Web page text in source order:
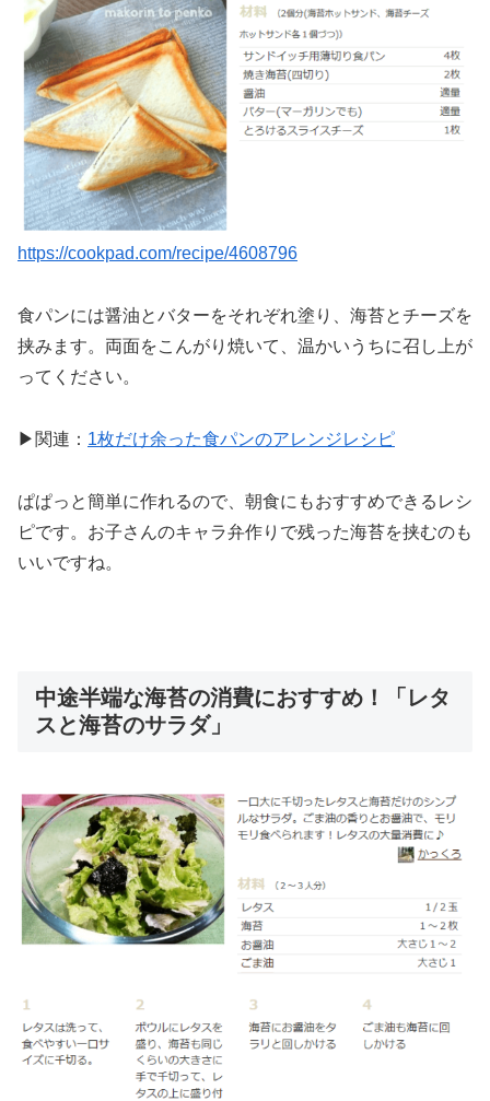
https://cookpad.com/recipe/4608796
食パンには醤油とバターをそれぞれ塗り、海苔とチーズを
挟みます。両面をこんがり焼いて、温かいうちに召し上が
ってください。
▶関連： 1枚だけ余った食パンのアレンジレシピ
ぱぱっと簡単に作れるので、朝食にもおすすめできるレシ
ピです。お子さんのキャラ弁作りで残った海苔を挟むのも
いいですね。
中途半端な海苔の消費におすすめ！「レタ
スと海苔のサラダ」